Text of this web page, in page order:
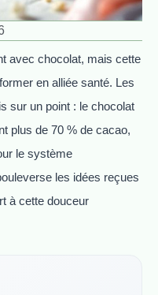
avec chocolat, mais cette
en alliée santé. Les
sur un point : le chocolat
plus de 70 % de cacao,
le système
les idées reçues
à cette douceur